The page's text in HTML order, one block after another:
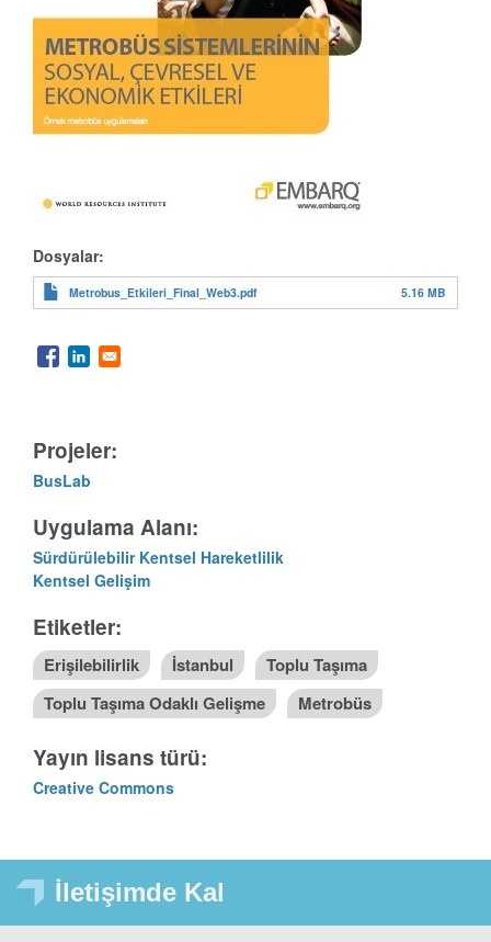
Dosyalar:
Metrobus_Etkileri_Final_Web3.pdf 5.16 MB
Projeler:
BusLab
Uygulama Alanı:
Sürdürülebilir Kentsel Hareketlilik
Kentsel Gelişim
Etiketler:
Erişilebilirlik İstanbul
Toplu Taşıma
Toplu Taşıma Odaklı Gelişme
Metrobüs
Yayın lisans türü:
Creative Commons
İletişimde Kal